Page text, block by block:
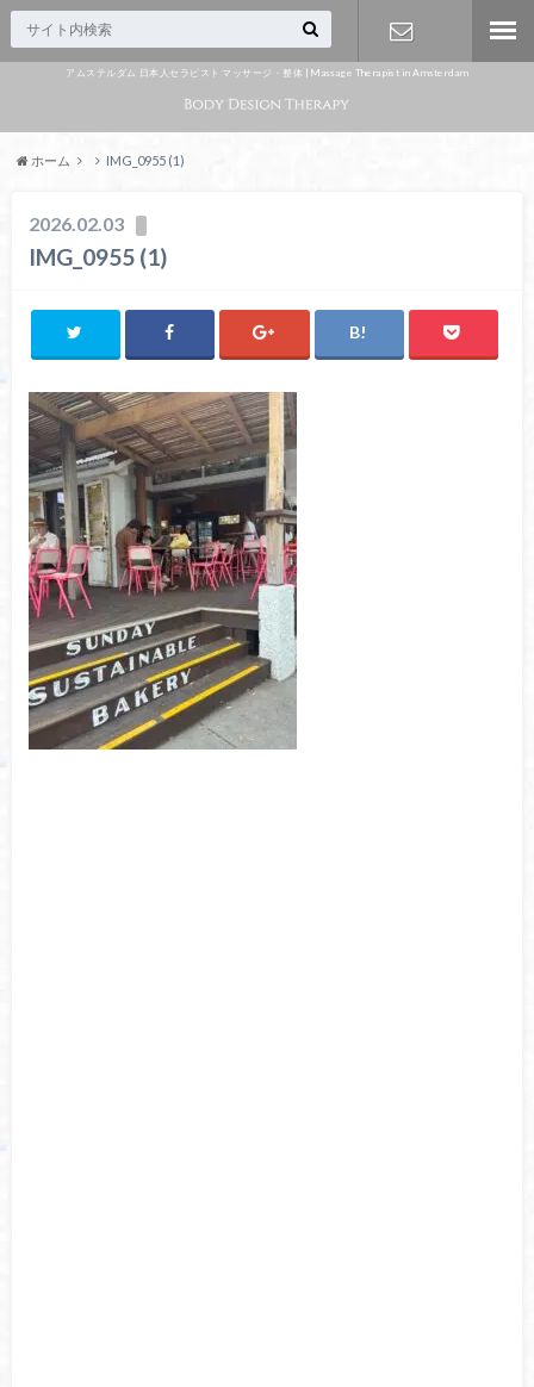
アムステルダム 日本人セラピスト マッサージ・整体 | Massage Therapist in Amsterdam
ホーム IMG_0955 (1)
2026.02.03
IMG_0955 (1)